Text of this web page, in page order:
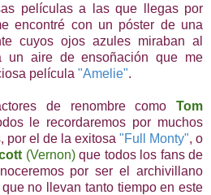
películas a las que llegas por
encontré con un póster de una
cuyos ojos azules miraban al
un aire de ensoñación que me
película "Amelie".
de renombre como Tom
le recordaremos por muchos
por el de la exitosa "Full Monty", o
(Vernon)que todos los fans de
por ser el archivillano
no llevan tanto tiempo en este